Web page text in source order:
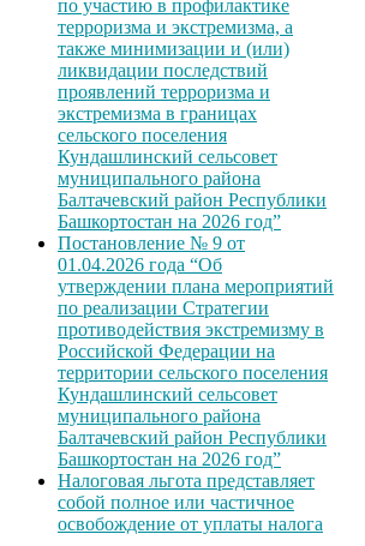
по участию в профилактике
терроризма и экстремизма, а
также минимизации и (или)
ликвидации последствий
проявлений терроризма и
экстремизма в границах
сельского поселения
Кундашлинский сельсовет
муниципального района
Балтачевский район Республики
Башкортостан на 2026 год”
Постановление № 9 от
01.04.2026 года “Об
утверждении плана мероприятий
по реализации Стратегии
противодействия экстремизму в
Российской Федерации на
территории сельского поселения
Кундашлинский сельсовет
муниципального района
Балтачевский район Республики
Башкортостан на 2026 год”
Налоговая льгота представляет
собой полное или частичное
освобождение от уплаты налога